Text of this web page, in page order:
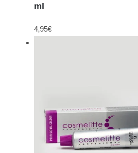
ml
4,95€